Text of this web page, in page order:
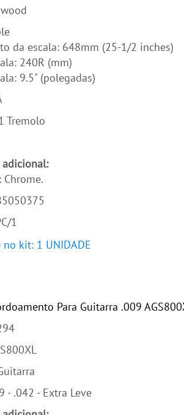
da escala: 648mm (25-1/2 inches)
240R (mm)
9.5" (polegadas)
Tremolo
Chrome.
1
kit: 1 UNIDADE
Para Guitarra .009
- .042 - Extra Leve